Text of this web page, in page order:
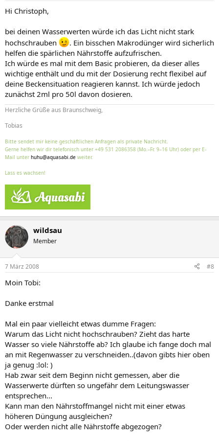
Hi Christoph,
bei deinen Wasserwerten würde ich das Licht nicht stark
hochschrauben
. Ein bisschen Makrodünger wird sicherlich
helfen die spärlichen Nährstoffe aufzufrischen.
Ich würde es mal mit dem Basic probieren, da dieser alles
wichtige enthält und du mit der Dosierung recht flexibel auf
deine Beckensituation reagieren kannst. Ich würde jedoch
zunächst 2ml pro 50l davon dosieren.
Herzliche Grüße aus Braunschweig,
Tobias
Bitte sendet mir keine geschäftlichen Anfragen als private Nachricht.
Gerne helfen wir dir telefonisch unter +49 531 2086358 (Mo.–Fr. 9–16 Uhr) oder per E-
Mail unter huhu@aquasabi.de weiter.
Lass es wachsen!
wildsau
Member
7 März 2008 #8
Moin Tobi:
Danke erstmal
Mal ein paar vielleicht etwas dumme Fragen:
Warum das Licht nicht hochschrauben? Zieht das harte
Wasser so viele Nährstoffe ab? Ich glaube ich fange doch mal
an mit Regenwasser zu verschneiden..(davon gibts hier oben
ja genug :lol: )
Hab zwar seit dem Beginn nicht gemessen, aber die
Wasserwerte dürften so ungefähr dem Leitungswasser
entsprechen...
Kann man den Nährstoffmangel nicht mit einer etwas
höheren Düngung ausgleichen?
Oder werden nicht alle Nährstoffe abgezogen?